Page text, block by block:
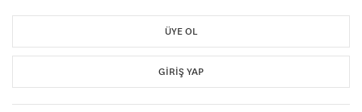
ÜYE OL
GIRIŞ YAP